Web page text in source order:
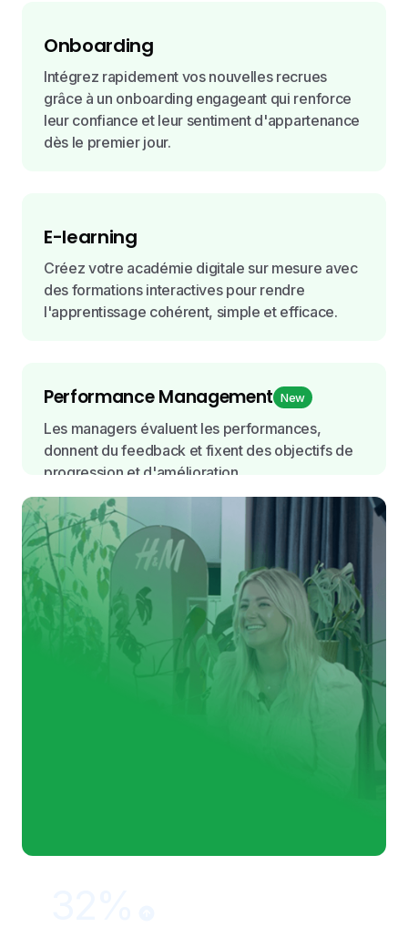
Onboarding
Intégrez rapidement vos nouvelles recrues
grâce à un onboarding engageant qui renforce
leur confiance et leur sentiment d'appartenance
dès le premier jour.
E-learning
Créez votre académie digitale sur mesure avec
des formations interactives pour rendre
l'apprentissage cohérent, simple et efficace.
Performance Management New
Les managers évaluent les performances,
donnent du feedback et fixent des objectifs de
progression et d'amélioration.